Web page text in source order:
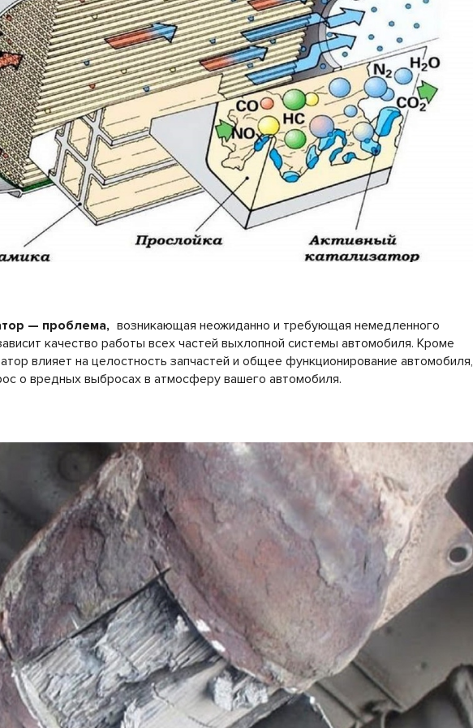
— проблема, возникающая неожиданно и требующая немедленного
качество работы всех частей выхлопной системы автомобиля. Кроме
влияет на целостность запчастей и общее функционирование автомобиля,
о вредных выбросах в атмосферу вашего автомобиля.